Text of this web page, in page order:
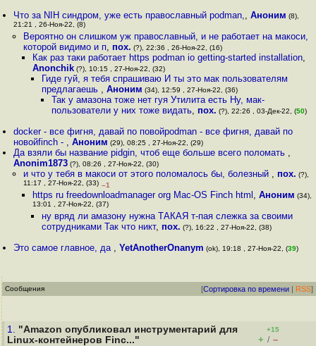
Что за NIH синдром, уже есть православный podman,,Аноним (8),
21:21 , 26-Ноя-22, (8)
Вероятно он слишком уж православный, и не работает на макоси,
которой видимо и п, пох. (?), 22:36 , 26-Ноя-22, (16)
Как раз таки работает https podman io getting-started installation,
Anonchik(?), 10:15 , 27-Ноя-22, (32)
Гиде гуй, я тебя спрашиваю И ты это мак пользователям
предлагаешь ,Аноним (34), 12:59 , 27-Ноя-22, (36)
Так у амазона тоже нет гуя Утилита есть Ну, мак-
пользователи у них тоже видать, пох. (?), 22:26 , 03-Дек-22, (50)
docker - все фигня, давай по повойpodman - все фигня, давай по
новойfinch - ,Аноним (29), 08:25 , 27-Ноя-22, (29)
Да взяли бы название pidgin, чтоб еще больше всего поломать ,
Anonim1873 (?), 08:26 , 27-Ноя-22, (30)
и что у тебя в макоси от этого поломалось бы, болезный , пох. (?),
11:17 , 27-Ноя-22, (33) –1
https ru freedownloadmanager org Mac-OS Finch html , Аноним (34),
13:01 , 27-Ноя-22, (37)
ну вряд ли амазону нужна ТАКАЯ т-пая слежка за своими
сотрудниками Так что никт, пох. (?), 16:22 , 27-Ноя-22, (38)
Это самое главное, да ,YetAnotherOnanym (ok), 19:18 , 27-Ноя-22, (39)
Сообщения [Сортировка по времени | RSS]
1. "Amazon опубликовал инструментарий для
Linux-контейнеров Finc..."
+15
+ / –